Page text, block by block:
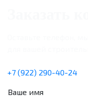
+7 (922) 290-40-24
Ваше имя